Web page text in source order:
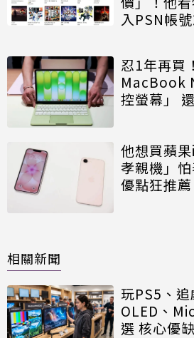
入PSN帳
忍1年再買
MacBook
控螢幕」
他想買蘋
孝親機」
優點狂推薦
相關新聞
玩PS5、
OLED、
選 核心優